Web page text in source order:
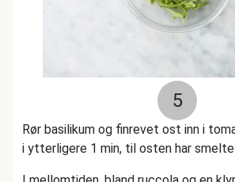
5
Rør basilikum og finrevet ost inn i
i ytterligere 1 min, til osten har